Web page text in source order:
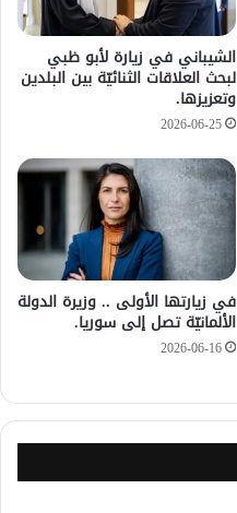
الشيباني في زيارة لأبو ظبي
لبحث العلاقات الثنائيّة بين البلدين
وتعزيزها.
2026-06-25
في زيارتها الأولى .. وزيرة الدولة
الألمانيّة تصل إلى سوريا.
2026-06-16